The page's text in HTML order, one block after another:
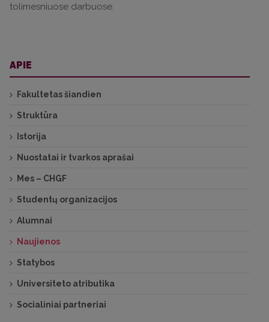
tolimesniuose darbuose.
APIE
Fakultetas šiandien
Struktūra
Istorija
Nuostatai ir tvarkos aprašai
Mes – CHGF
Studentų organizacijos
Alumnai
Naujienos
Statybos
Universiteto atributika
Socialiniai partneriai